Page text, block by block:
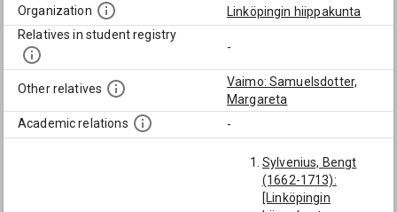
Organization
Linköpingin hiippakunta
Relatives in student registry
-
Other relatives
Vaimo: Samuelsdotter,
Margareta
Academic relations
-
Sylvenius, Bengt
(1662-1713):
[Linköpingin